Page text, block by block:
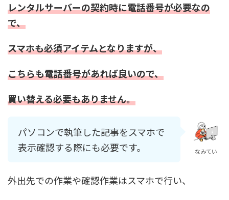
レンタルサーバーの契約時に電話番号が必要なの
で、
スマホも必須アイテムとなりますが、
こちらも電話番号があれば良いので、
買い替える必要もありません。
パソコンで執筆した記事をスマホで
表示確認する際にも必要です。
なみてい
外出先での作業や確認作業はスマホで行い、